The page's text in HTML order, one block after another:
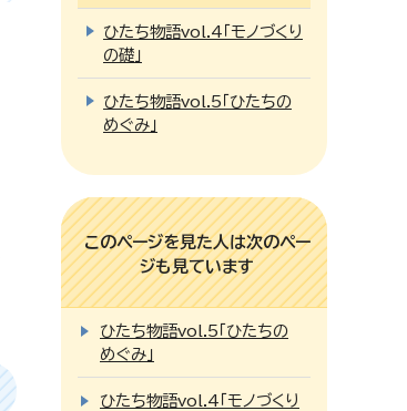
ひたち物語vol.4「モノづくり
の礎」
ひたち物語vol.5「ひたちの
めぐみ」
このページを見た人は次のペー
ジも見ています
ひたち物語vol.5「ひたちの
めぐみ」
ひたち物語vol.4「モノづくり